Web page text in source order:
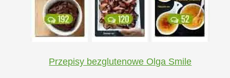
Przepisy bezglutenowe Olga Smile